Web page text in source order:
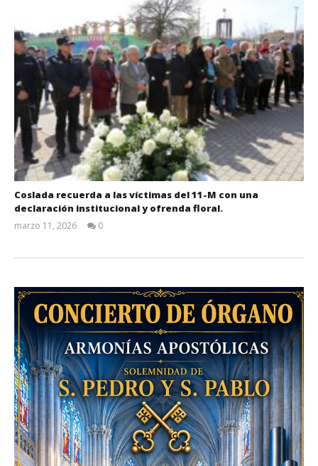
Coslada recuerda a las víctimas del 11-M con una
declaración institucional y ofrenda floral.
marzo 11, 2026
0